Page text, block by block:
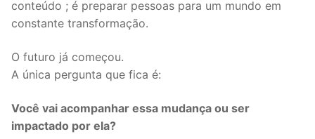
conteúdo ; é preparar pessoas para um mundo em
constante transformação.
O futuro já começou.
A única pergunta que fica é:
Você vai acompanhar essa mudança ou ser
impactado por ela?